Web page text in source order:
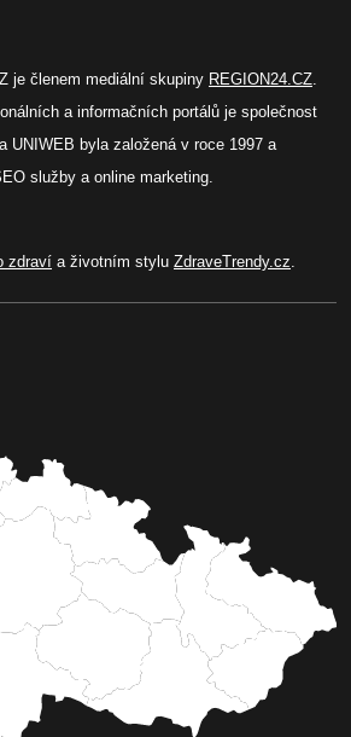
je členem mediální skupiny REGION24.CZ.
a informačních portálů je společnost
UNIWEB byla založená v roce 1997 a
služby a online marketing.
zdraví a životním stylu ZdraveTrendy.cz.